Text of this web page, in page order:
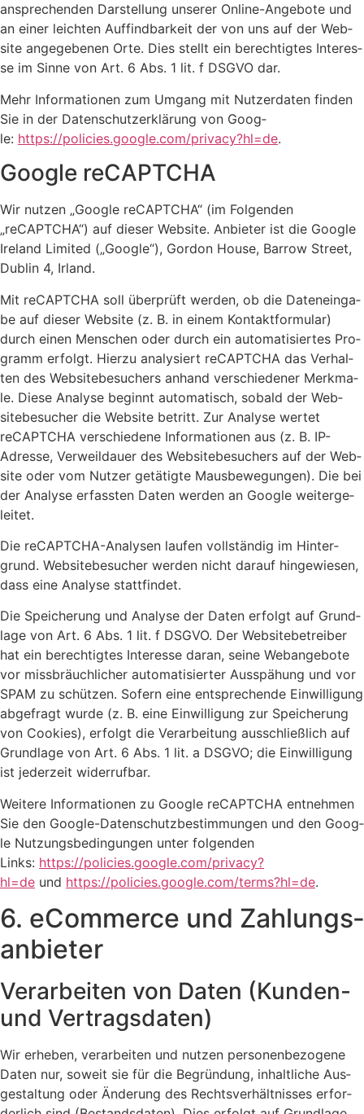
anspre­chen­den Dar­stel­lung unse­rer Online-Ange­bo­te und
an einer leich­ten Auf­find­bar­keit der von uns auf der Web­
site ange­ge­be­nen Orte. Dies stellt ein berech­tig­tes Inter­es­
se im Sin­ne von Art. 6 Abs. 1 lit. f DSGVO dar.
Mehr Infor­ma­tio­nen zum Umgang mit Nut­zer­da­ten fin­den
Sie in der Daten­schutz­er­klä­rung von Goog­
le: https://policies.google.com/privacy?hl=de.
Goog­le reCAPTCHA
Wir nut­zen „Goog­le reCAPTCHA“ (im Fol­gen­den
„reCAPTCHA“) auf die­ser Web­site. Anbie­ter ist die Goog­le
Ire­land Limi­t­ed („Goog­le“), Gor­don House, Bar­row Street,
Dub­lin 4, Irland.
Mit reCAPTCHA soll über­prüft wer­den, ob die Daten­ein­ga­
be auf die­ser Web­site (z. B. in einem Kon­takt­for­mu­lar)
durch einen Men­schen oder durch ein auto­ma­ti­sier­tes Pro­
gramm erfolgt. Hier­zu ana­ly­siert reCAPTCHA das Ver­hal­
ten des Web­site­be­su­chers anhand ver­schie­de­ner Merk­ma­
le. Die­se Ana­ly­se beginnt auto­ma­tisch, sobald der Web­
site­be­su­cher die Web­site betritt. Zur Ana­ly­se wer­tet
reCAPTCHA ver­schie­de­ne Infor­ma­tio­nen aus (z. B. IP-
Adres­se, Ver­weil­dau­er des Web­site­be­su­chers auf der Web­
site oder vom Nut­zer getä­tig­te Maus­be­we­gun­gen). Die bei
der Ana­ly­se erfass­ten Daten wer­den an Goog­le wei­ter­ge­
lei­tet.
Die reCAPTCHA-Ana­ly­sen lau­fen voll­stän­dig im Hin­ter­
grund. Web­site­be­su­cher wer­den nicht dar­auf hin­ge­wie­sen,
dass eine Ana­ly­se statt­fin­det.
Die Spei­che­rung und Ana­ly­se der Daten erfolgt auf Grund­
la­ge von Art. 6 Abs. 1 lit. f DSGVO. Der Web­site­be­trei­ber
hat ein berech­tig­tes Inter­es­se dar­an, sei­ne Web­an­ge­bo­te
vor miss­bräuch­li­cher auto­ma­ti­sier­ter Aus­spä­hung und vor
SPAM zu schüt­zen. Sofern eine ent­spre­chen­de Ein­wil­li­gung
abge­fragt wur­de (z. B. eine Ein­wil­li­gung zur Spei­che­rung
von Coo­kies), erfolgt die Ver­ar­bei­tung aus­schließ­lich auf
Grund­la­ge von Art. 6 Abs. 1 lit. a DSGVO; die Ein­wil­li­gung
ist jeder­zeit wider­ruf­bar.
Wei­te­re Infor­ma­tio­nen zu Goog­le reCAPTCHA ent­neh­men
Sie den Goog­le-Daten­schutz­be­stim­mun­gen und den Goog­
le Nut­zungs­be­din­gun­gen unter fol­gen­den
Links: https://policies.google.com/privacy?
hl=de und https://policies.google.com/terms?hl=de.
6. eCom­mer­ce und Zah­lungs­
an­bie­ter
Ver­ar­bei­ten von Daten (Kun­den-
und Ver­trags­da­ten)
Wir erhe­ben, ver­ar­bei­ten und nut­zen per­so­nen­be­zo­ge­ne
Daten nur, soweit sie für die Begrün­dung, inhalt­li­che Aus­
ge­stal­tung oder Ände­rung des Rechts­ver­hält­nis­ses erfor­